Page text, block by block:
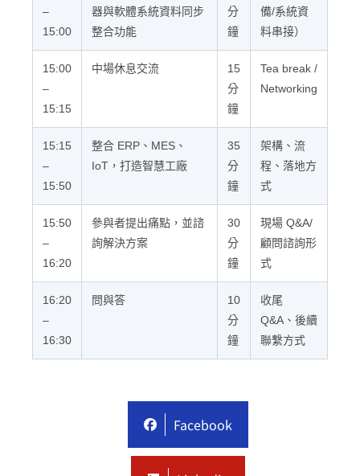
–
15:00
器與軟體系統資料同步
整合功能
分
鐘
備/系統資
料串接）
15:00
–
15:15
中場休息交流
15
分
鐘
Tea break /
Networking
15:15
–
15:50
整合 ERP、MES、
IoT，打造智慧工廠
35
分
鐘
架構、流
程、落地方
式
15:50
–
16:20
參與者提出痛點，並諮
詢解決方案
30
分
鐘
現場 Q&A/
顧問諮詢形
式
16:20
–
16:30
問與答
10
分
鐘
收尾
Q&A、後續
聯繫方式
Facebook